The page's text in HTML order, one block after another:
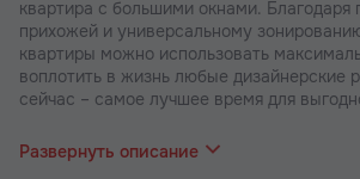
квартира с большими окнами. Благодаря
прихожей и универсальному
квартиры можно использовать
воплотить в жизнь любые дизайнерские
сейчас – самое лучшее время для
отделе продаж вас проконсультируют по
предложениям.
Развернуть описание